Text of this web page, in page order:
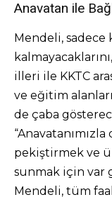
Anavatan ile
Mendeli, sadece
illeri ile KKTC
ve eğitim
de çaba
“Anavatanımızla
pekiştirmek ve
sunmak için var
Mendeli, tüm